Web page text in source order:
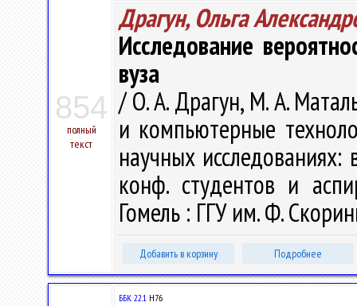
854
полный
текст
Драгун, Ольга
Исследование
вуза
/ О. А. Драгун, М. А.
и компьютерные
научных
конф. студентов и
Гомель : ГГУ им. Ф.
Добавить в корзину Подробнее
ББК 22.1 H76